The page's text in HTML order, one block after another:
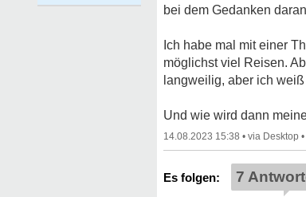
bei dem Gedanken
Ich habe mal mit einer
möglichst viel Reisen.
langweilig, aber ich
Und wie wird dann
14.08.2023 15:38 • •
7